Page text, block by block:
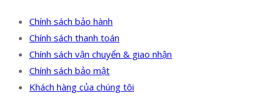
Chính sách bảo hành
Chính sách thanh toán
Chính sách vận chuyển & giao nhận
Chính sách bảo mật
Khách hàng của chúng tôi